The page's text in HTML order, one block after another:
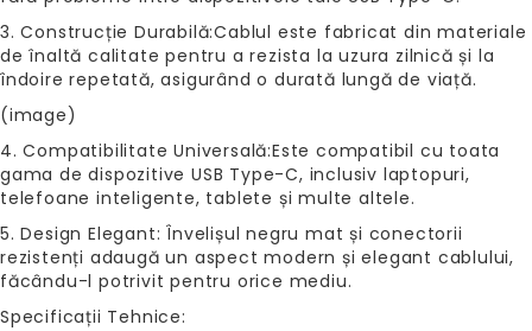
3. Construcție Durabilă:Cablul este fabricat din materiale
de înaltă calitate pentru a rezista la uzura zilnică și la
îndoire repetată, asigurând o durată lungă de viață.
(image)
4. Compatibilitate Universală:Este compatibil cu toata
gama de dispozitive USB Type-C, inclusiv laptopuri,
telefoane inteligente, tablete și multe altele.
5. Design Elegant: Învelișul negru mat și conectorii
rezistenți adaugă un aspect modern și elegant cablului,
făcându-l potrivit pentru orice mediu.
Specificații Tehnice: